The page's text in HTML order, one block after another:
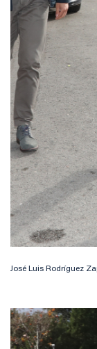
José Luis Rodríguez